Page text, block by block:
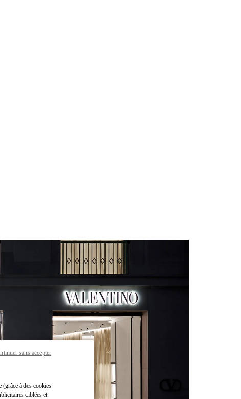
à des cookies
ciblées et
sans accepter